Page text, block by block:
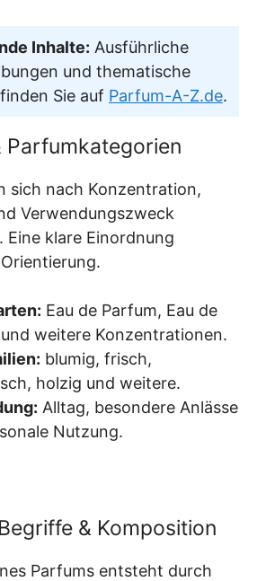
Inhalte: Ausführliche
und thematische
Sie auf Parfum-A-Z.de.
Parfumkategorien
sich nach Konzentration,
Verwendungszweck
Eine klare Einordnung
Eau de Parfum, Eau de
weitere Konzentrationen.
blumig, frisch,
holzig und weitere.
Alltag, besondere Anlässe
Nutzung.
& Komposition
Parfums entsteht durch